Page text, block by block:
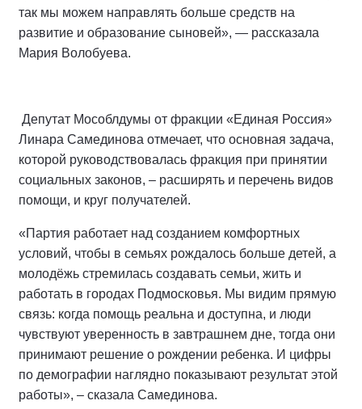
так мы можем направлять больше средств на
развитие и образование сыновей», — рассказала
Мария Волобуева.
Депутат Мособлдумы от фракции «Единая Россия»
Линара Самединова отмечает, что основная задача,
которой руководствовалась фракция при принятии
социальных законов, – расширять и перечень видов
помощи, и круг получателей.
«Партия работает над созданием комфортных
условий, чтобы в семьях рождалось больше детей, а
молодёжь стремилась создавать семьи, жить и
работать в городах Подмосковья. Мы видим прямую
связь: когда помощь реальна и доступна, и люди
чувствуют уверенность в завтрашнем дне, тогда они
принимают решение о рождении ребенка. И цифры
по демографии наглядно показывают результат этой
работы», – сказала Самединова.